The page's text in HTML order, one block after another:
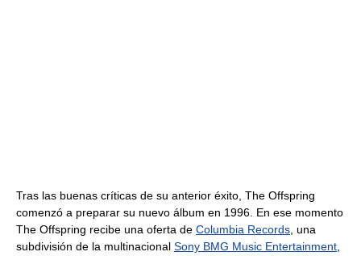
Tras las buenas críticas de su anterior éxito, The Offspring
comenzó a preparar su nuevo álbum en 1996. En ese momento
The Offspring recibe una oferta de Columbia Records, una
subdivisión de la multinacional Sony BMG Music Entertainment,